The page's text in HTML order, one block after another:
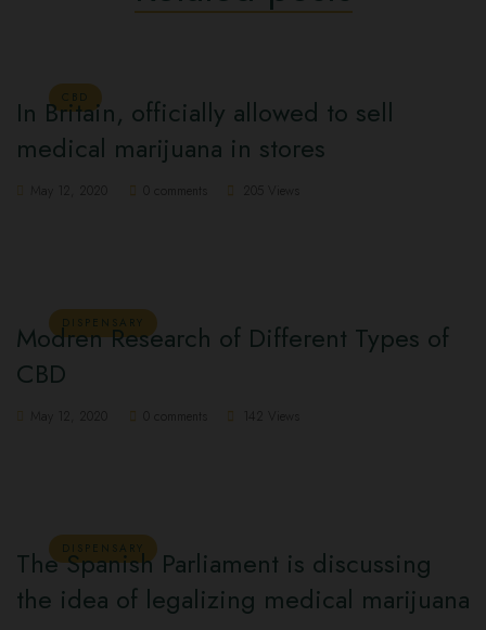
CBD
In Britain, officially allowed to sell
medical marijuana in stores
May 12, 2020 0 comments 205 Views
DISPENSARY
Modren Research of Different Types of
CBD
May 12, 2020 0 comments 142 Views
DISPENSARY
The Spanish Parliament is discussing
the idea of ​​legalizing medical marijuana